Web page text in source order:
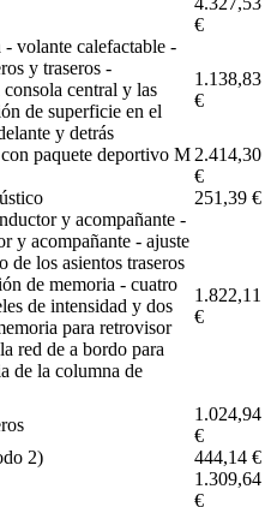
€
- volante calefactable -
y traseros -
central y las
de superficie en el
y detrás
1.138,83
€
paquete deportivo M 2.414,30
€
251,39 €
y acompañante -
y acompañante - ajuste
de los asientos traseros
de memoria - cuatro
de intensidad y dos
para retrovisor
red de a bordo para
de la columna de
1.822,11
€
1.024,94
€
2)
444,14 €
1.309,64
€